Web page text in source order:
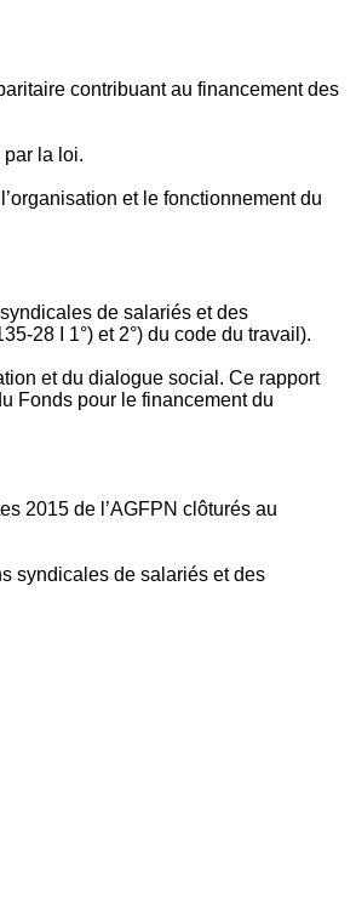
contribuant au financement des
la loi.
et le fonctionnement du
de salariés et des
I 1°) et 2°) du code du travail).
et du dialogue social. Ce rapport
Fonds pour le financement du
2015 de l’AGFPN clôturés au
syndicales de salariés et des